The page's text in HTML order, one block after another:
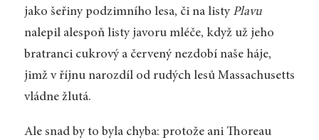
jako šeřiny podzimního lesa, či na listy Plavu
nalepil alespoň listy javoru mléče, když už jeho
bratranci cukrový a červený nezdobí naše háje,
jimž v říjnu narozdíl od rudých lesů Massachusetts
vládne žlutá.
Ale snad by to byla chyba: protože ani Thoreau